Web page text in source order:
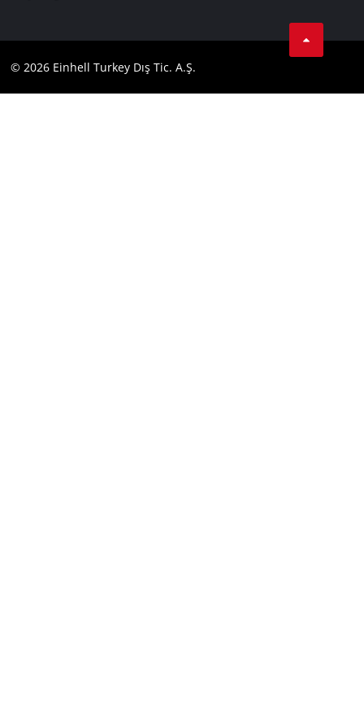
Uyumluluk
YouТube
© 2026 Einhell Turkey Dış Tic. A.Ş.